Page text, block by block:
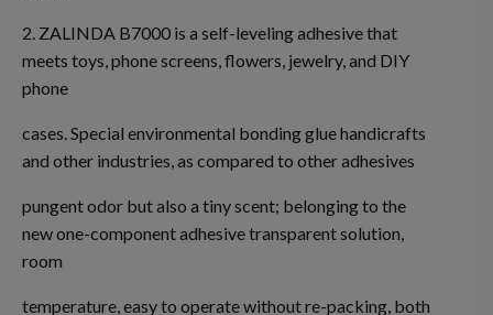
2. ZALINDA B7000 is a self-leveling adhesive that
meets toys, phone screens, flowers, jewelry, and DIY
phone
cases. Special environmental bonding glue handicrafts
and other industries, as compared to other adhesives
pungent odor but also a tiny scent; belonging to the
new one-component adhesive transparent solution,
room
temperature, easy to operate without re-packing, both